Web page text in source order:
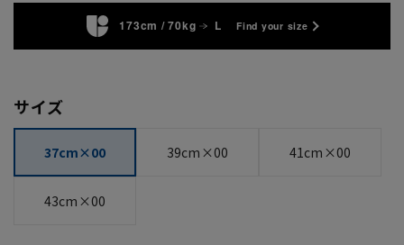
173cm / 70kg L Find your size
サイズ
37cm×00 39cm×00 41cm×00
43cm×00